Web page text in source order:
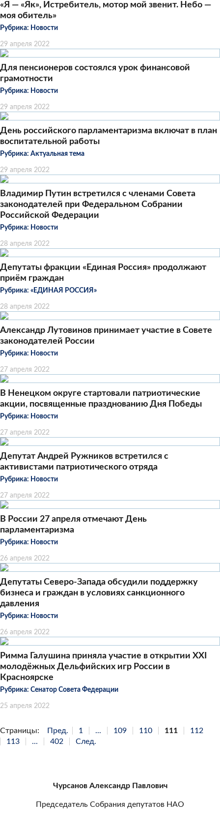
«Я — «Як», Истребитель, мотор мой звенит. Небо —
моя обитель»
Рубрика: Новости
29 апреля 2022
Для пенсионеров состоялся урок финансовой
грамотности
Рубрика: Новости
29 апреля 2022
День российского парламентаризма включат в план
воспитательной работы
Рубрика: Актуальная тема
29 апреля 2022
Владимир Путин встретился с членами Совета
законодателей при Федеральном Собрании
Российской Федерации
Рубрика: Новости
28 апреля 2022
Депутаты фракции «Единая Россия» продолжают
приём граждан
Рубрика: «ЕДИНАЯ РОССИЯ»
28 апреля 2022
Александр Лутовинов принимает участие в Совете
законодателей России
Рубрика: Новости
27 апреля 2022
В Ненецком округе стартовали патриотические
акции, посвященные празднованию Дня Победы
Рубрика: Новости
27 апреля 2022
Депутат Андрей Ружников встретился с
активистами патриотического отряда
Рубрика: Новости
27 апреля 2022
В России 27 апреля отмечают День
парламентаризма
Рубрика: Новости
26 апреля 2022
Депутаты Северо-Запада обсудили поддержку
бизнеса и граждан в условиях санкционного
давления
Рубрика: Новости
26 апреля 2022
Римма Галушина приняла участие в открытии XXI
молодёжных Дельфийских игр России в
Красноярске
Рубрика: Сенатор Совета Федерации
25 апреля 2022
Страницы: Пред. 1 ... 109 110 111
112
113
... 402 След.
Чурсанов Александр Павлович
Председатель Собрания депутатов НАО